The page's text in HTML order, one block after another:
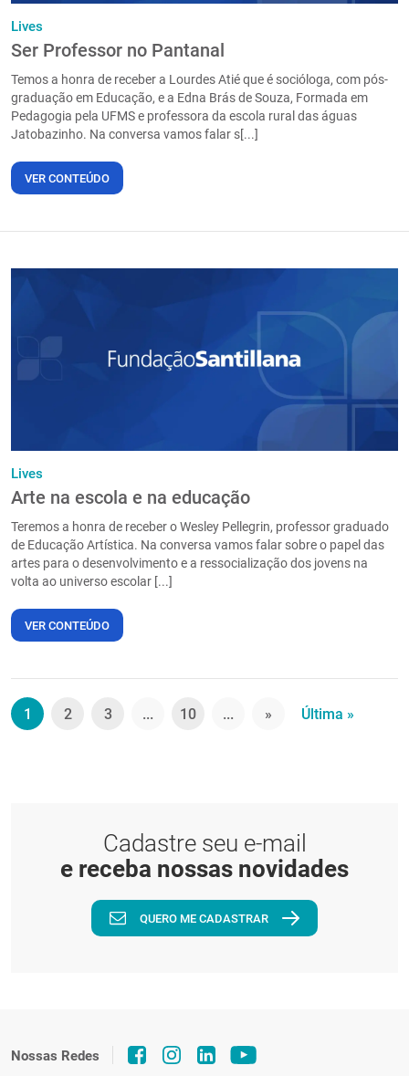
Lives
Ser Professor no Pantanal
Temos a honra de receber a Lourdes Atié que é socióloga, com pós-
graduação em Educação, e a Edna Brás de Souza, Formada em
Pedagogia pela UFMS e professora da escola rural das águas
Jatobazinho. Na conversa vamos falar s[...]
VER CONTEÚDO
Lives
Arte na escola e na educação
Teremos a honra de receber o Wesley Pellegrin, professor graduado
de Educação Artística. Na conversa vamos falar sobre o papel das
artes para o desenvolvimento e a ressocialização dos jovens na
volta ao universo escolar [...]
VER CONTEÚDO
1 2 3 ... 10 ... » Última »
Cadastre seu e-mail
e receba nossas novidades
QUERO ME CADASTRAR
Nossas Redes